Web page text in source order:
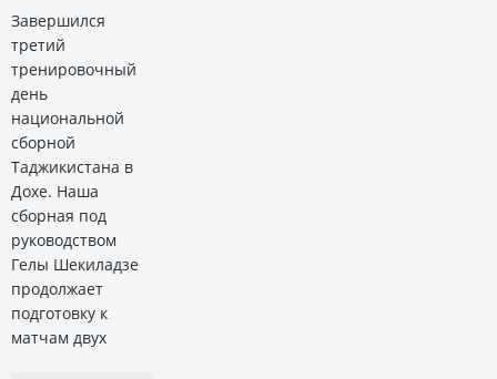
Завершился
третий
тренировочный
день
национальной
сборной
Таджикистана в
Дохе. Наша
сборная под
руководством
Гелы Шекиладзе
продолжает
подготовку к
матчам двух